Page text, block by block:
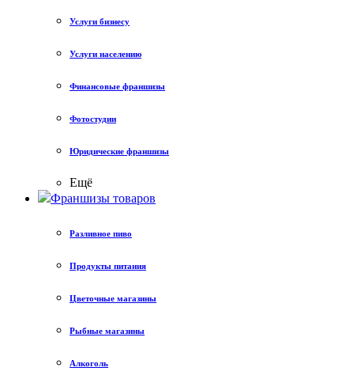
Услуги бизнесу
Услуги населению
Финансовые франшизы
Фотостудии
Юридические франшизы
Ещё
Франшизы товаров
Разливное пиво
Продукты питания
Цветочные магазины
Рыбные магазины
Алкоголь